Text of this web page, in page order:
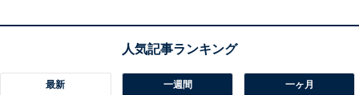
最新 一週間 一ヶ月